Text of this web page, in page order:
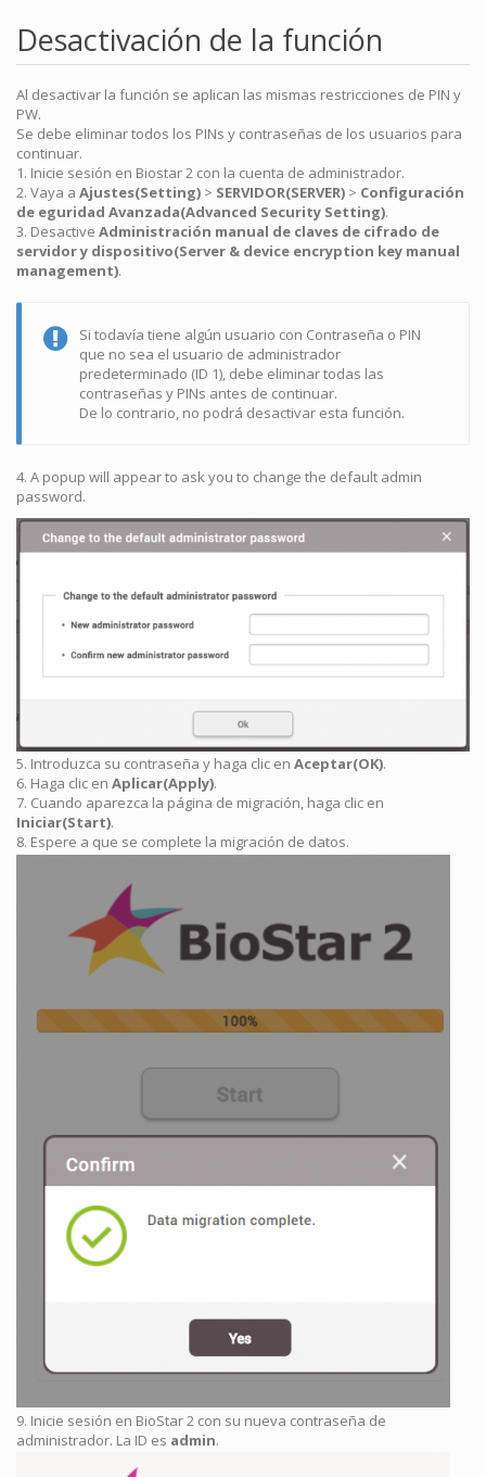
Desactivación de la función
Al desactivar la función se aplican las mismas restricciones de PIN y
PW.
Se debe eliminar todos los PINs y contraseñas de los usuarios para
continuar.
1. Inicie sesión en Biostar 2 con la cuenta de administrador.
2. Vaya a Ajustes(Setting) > SERVIDOR(SERVER) > Configuración
de eguridad Avanzada(Advanced Security Setting).
3. Desactive Administración manual de claves de cifrado de
servidor y dispositivo(Server & device encryption key manual
management).
Si todavía tiene algún usuario con Contraseña o PIN
que no sea el usuario de administrador
predeterminado (ID 1), debe eliminar todas las
contraseñas y PINs antes de continuar.
De lo contrario, no podrá desactivar esta función.
4. A popup will appear to ask you to change the default admin
password.
5. Introduzca su contraseña y haga clic en Aceptar(OK).
6. Haga clic en Aplicar(Apply).
7. Cuando aparezca la página de migración, haga clic en
Iniciar(Start).
8. Espere a que se complete la migración de datos.
9. Inicie sesión en BioStar 2 con su nueva contraseña de
administrador. La ID es admin.